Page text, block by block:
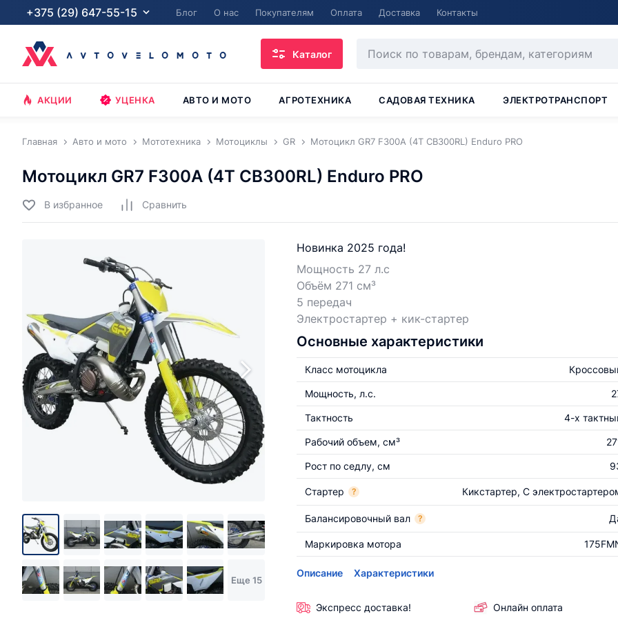
+375 (29) 647-55-15 Блог О нас Покупателям Оплата Доставка Контакты
Каталог
АКЦИИ УЦЕНКА АВТО И МОТО АГРОТЕХНИКА САДОВАЯ ТЕХНИКА ЭЛЕКТРОТРАНСПОРТ
Главная Авто и мото Мототехника Мотоциклы GR Мотоцикл GR7 F300A (4T CB300RL) Enduro PRO
Мотоцикл GR7 F300A (4T CB300RL) Enduro PRO
В избранное Cравнить
Еще 15
Новинка 2025 года!
Мощность 27 л.с
Объём 271 см³
5 передач
Электростартер + кик-стартер
Основные характеристики
Класс мотоцикла
Мощность, л.с.
Тактность 4-х
Рабочий объем, см³
Рост по седлу, см
Стартер ? Кикстартер, С
Балансировочный вал ?
Маркировка мотора
Описание Характеристики
Экспресс доставка!
Онлайн оплата